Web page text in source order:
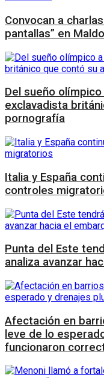
Convocan a
pantallas” en
Del sueño olímpico
exclavadista
pornografía
Italia y España
controles
Punta del Este
analiza avanzar
Afectación en
leve de lo
funcionaron